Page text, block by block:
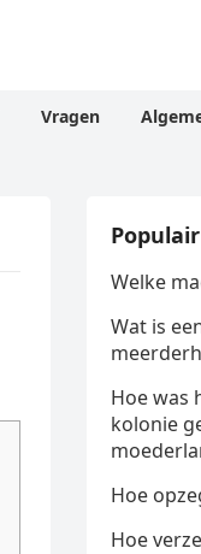
Vragen
Populair
Welke
Wat is
Hoe was
kolonie
Hoe
Hoe